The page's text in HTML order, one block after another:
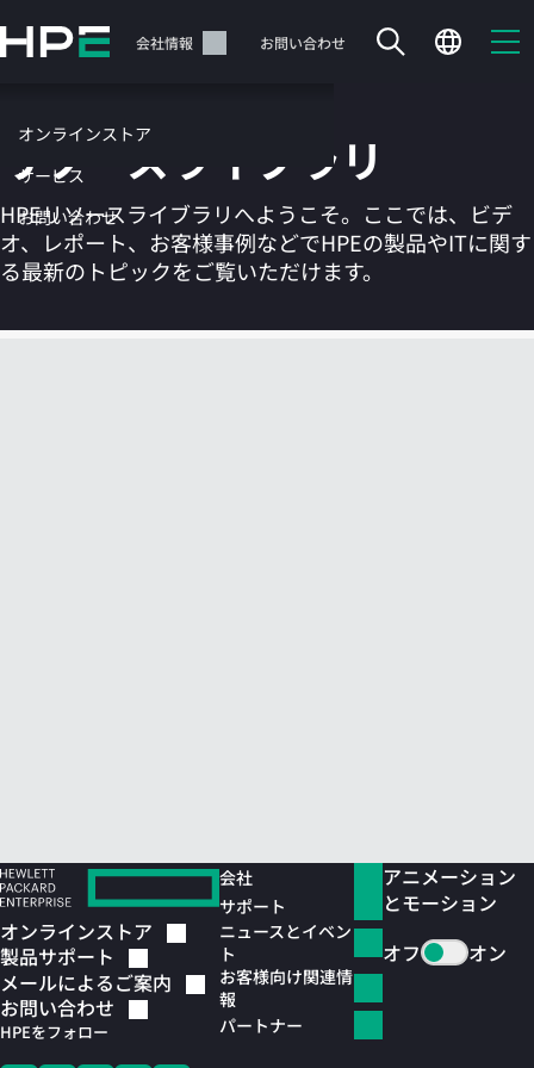
イ
テ
ツ
に
ス
ッ
サポート 会社情報 お問い合わせ
オンラインストア
サービス
お問い合わせ
カートは空です
リソースライブラリ
HPEリソースライブラリへようこそ。ここでは、ビデ
オ、レポート、お客様事例などでHPEの製品やITに関す
る最新のトピックをご覧いただけます。
オンラインストア
製品サポート
メールによるご案内
お問い合わせ
HPEをフォロー
会社
サポート
ニュースとイベン
ト
お客様向け関連情
報
パートナー
アニメーション
とモーション
オフ
オン